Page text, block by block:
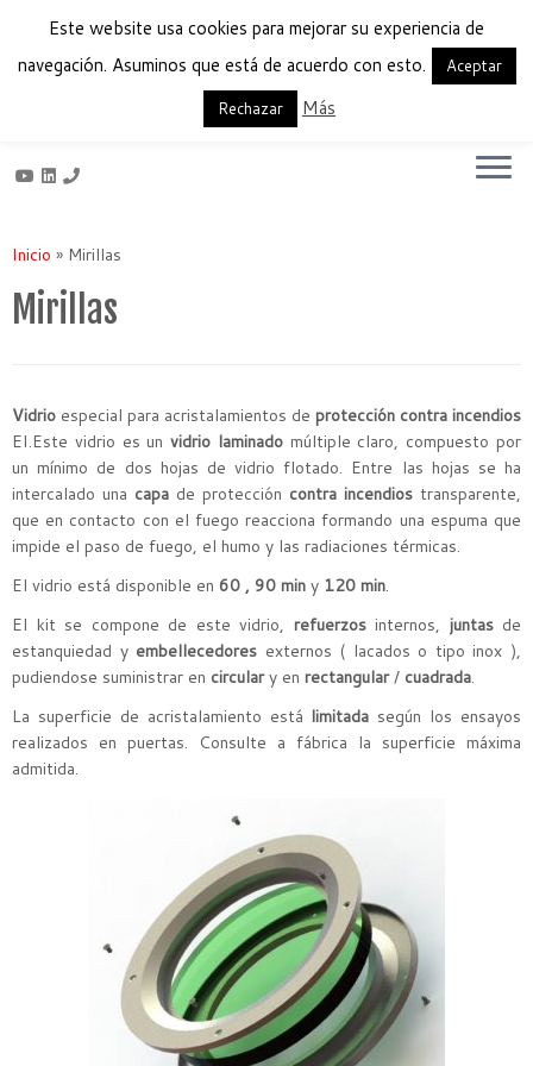
Français
Inicio » Mirillas
Mirillas
Vidrio especial para acristalamientos de protección contra incendios
EI.Este vidrio es unvidrio laminadomúltiple claro, compuesto por
un mínimo de dos hojas de vidrio flotado. Entre las hojas se ha
intercalado una capa de protección contra incendios transparente,
que en contacto con el fuego reacciona formando una espuma que
impide el paso de fuego, el humo y las radiaciones térmicas.
El vidrio está disponible en 60 , 90 min y 120 min.
El kit se compone de este vidrio, refuerzosinternos, juntasde
estanquiedad y embellecedores externos ( lacados o tipo inox ),
pudiendose suministrar en circulary en rectangular/ cuadrada.
La superficie de acristalamiento está limitada según los ensayos
realizados en puertas. Consulte a fábrica la superficie máxima
admitida.
Este website usa cookies para mejorar su experiencia de
navegación. Asuminos que está de acuerdo con esto.
Aceptar
Rechazar
Más